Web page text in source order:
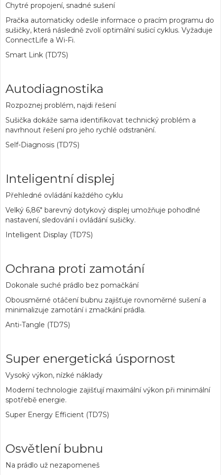
Chytré propojení, snadné sušení
Pračka automaticky odešle informace o pracím programu do
sušičky, která následně zvolí optimální sušicí cyklus. Vyžaduje
ConnectLife a Wi-Fi.
Smart Link (TD7S)
Autodiagnostika
Rozpoznej problém, najdi řešení
Sušička dokáže sama identifikovat technický problém a
navrhnout řešení pro jeho rychlé odstranění.
Self-Diagnosis (TD7S)
Inteligentní displej
Přehledné ovládání každého cyklu
Velký 6,86" barevný dotykový displej umožňuje pohodlné
nastavení, sledování i ovládání sušičky.
Intelligent Display (TD7S)
Ochrana proti zamotání
Dokonale suché prádlo bez pomačkání
Obousměrné otáčení bubnu zajišťuje rovnoměrné sušení a
minimalizuje zamotání i zmačkání prádla.
Anti-Tangle (TD7S)
Super energetická úspornost
Vysoký výkon, nízké náklady
Moderní technologie zajišťují maximální výkon při minimální
spotřebě energie.
Super Energy Efficient (TD7S)
Osvětlení bubnu
Na prádlo už nezapomeneš